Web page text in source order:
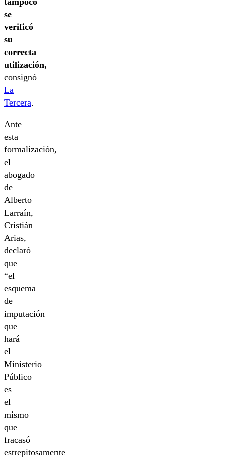
se
verificó
su
correcta
utilización,
consignó
La
Tercera.
Ante
esta
formalización,
el
abogado
de
Alberto
Larraín,
Cristián
Arias,
declaró
que
“el
esquema
de
imputación
que
hará
el
Ministerio
Público
es
el
mismo
que
fracasó
estrepitosamente